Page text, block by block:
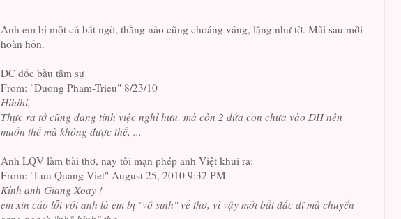
Anh em bị một cú bất ngờ, thằng nào cũng choáng váng, lặng như tờ. Mãi sau mới
hoàn hồn.
DC dốc bầu tâm sự
From: "Duong Pham-Trieu" 8/23/10
Hihihi,
Thực ra tớ cũng đang tính việc nghỉ hưu, mà còn 2 đứa con chưa vào ĐH nên
muốn thế mà không được thế, ...
Anh LQV làm bài thơ, nay tôi mạn phép anh Việt khui ra:
From: "Luu Quang Viet" August 25, 2010 9:32 PM
Kính anh Giang Xoay !
em xin cáo lỗi với anh là em bị "vô sinh" về thơ, vì vậy mới bất đắc dĩ mà chuyển